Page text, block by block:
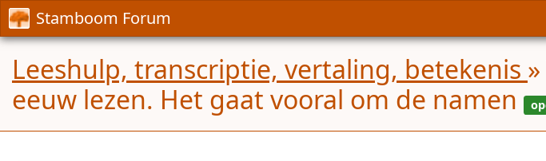
Stamboom Forum
Leeshulp, transcriptie, vertaling, betekenis »
eeuw lezen. Het gaat vooral om de namen